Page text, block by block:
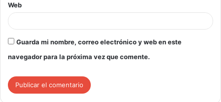
Web
Guarda mi nombre, correo electrónico y web en este
navegador para la próxima vez que comente.